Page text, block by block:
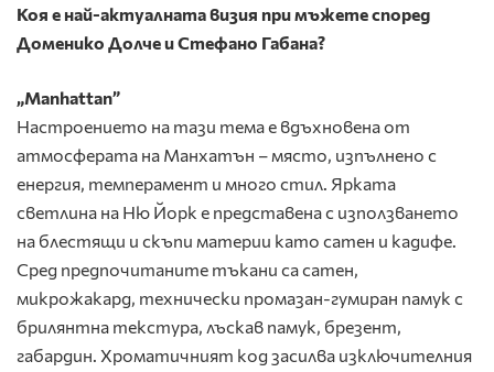
Коя е най-актуалната визия при мъжете според
Доменико Долче и Стефано Габана?
„Manhattan”
Настроението на тази тема е вдъхновена от
атмосферата на Манхатън – място, изпълнено с
енергия, темперамент и много стил. Ярката
светлина на Ню Йорк е представена с използването
на блестящи и скъпи материи като сатен и кадифе.
Сред предпочитаните тъкани са сатен,
микрожакард, технически промазан-гумиран памук с
брилянтна текстура, лъскав памук, брезент,
габардин. Хроматичният код засилва изключителния